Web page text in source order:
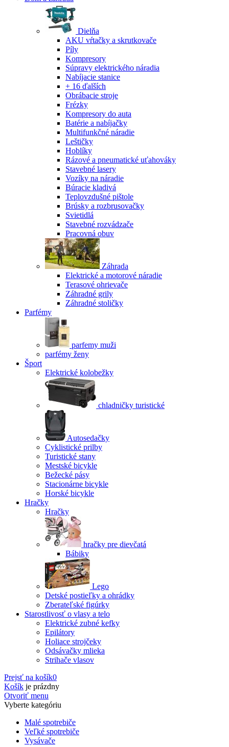
Dielňa
AKU vŕtačky a skrutkovače
Píly
Kompresory
Súpravy elektrického náradia
Nabíjacie stanice
+ 16 ďalších
Obrábacie stroje
Frézky
Kompresory do auta
Batérie a nabíjačky
Multifunkčné náradie
Leštičky
Hoblíky
Rázové a pneumatické uťahováky
Stavebné lasery
Vozíky na náradie
Búracie kladivá
Teplovzdušné pištole
Brúsky a rozbrusovačky
Svietidlá
Stavebné rozvádzače
Pracovná obuv
Záhrada
Elektrické a motorové náradie
Terasové ohrievače
Záhradné grily
Záhradné stoličky
Parfémy
parfemy muži
parfémy ženy
Šport
Elektrické kolobežky
chladničky turistické
Autosedačky
Cyklistické prilby
Turistické stany
Mestské bicykle
Bežecké pásy
Stacionárne bicykle
Horské bicykle
Hračky
Hračky
hračky pre dievčatá
Bábiky
Lego
Detské postieľky a ohrádky
Zberateľské figúrky
Starostlivosť o vlasy a telo
Elektrické zubné kefky
Epilátory
Holiace strojčeky
Odsávačky mlieka
Strihače vlasov
Prejsť na košík0
Košík je prázdny
Otvoriť menu
Vyberte kategóriu
Malé spotrebiče
Veľké spotrebiče
Vysávače